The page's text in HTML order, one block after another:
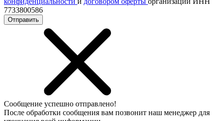
7733800586
Отправить
Сообщение успешно отправлено!
После обработки сообщения вам позвонит наш менеджер для